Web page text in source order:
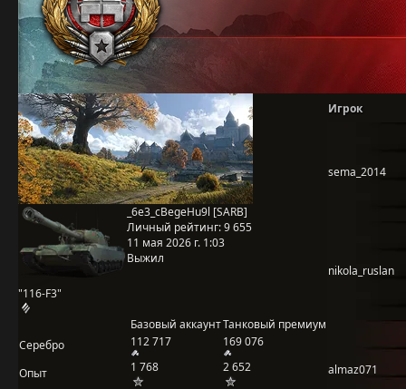
"116-F3"
_6e3_cBegeHu9l [SARB]
Личный рейтинг:9 655
11 мая 2026 г. 1:03
Выжил
Базовый аккаунтТанковый премиум
Серебро
112 717 169 076
Опыт 1 768
2 652
Игрок
sema_2014
nikola_ruslan
almaz071